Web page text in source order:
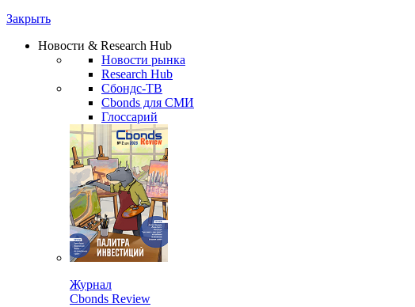
Закрыть
Новости & Research Hub
Новости рынка
Research Hub
Сбондс-ТВ
Cbonds для СМИ
Глоссарий
Журнал
Cbonds Review